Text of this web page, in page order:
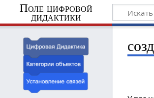
Поле цифровой
дидактики